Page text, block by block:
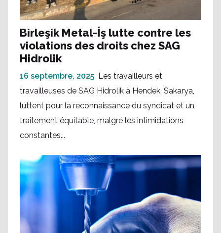
Birleşik Metal-İş lutte contre les
violations des droits chez SAG
Hidrolik
16 septembre, 2025 Les travailleurs et
travailleuses de SAG Hidrolik à Hendek, Sakarya,
luttent pour la reconnaissance du syndicat et un
traitement équitable, malgré les intimidations
constantes...